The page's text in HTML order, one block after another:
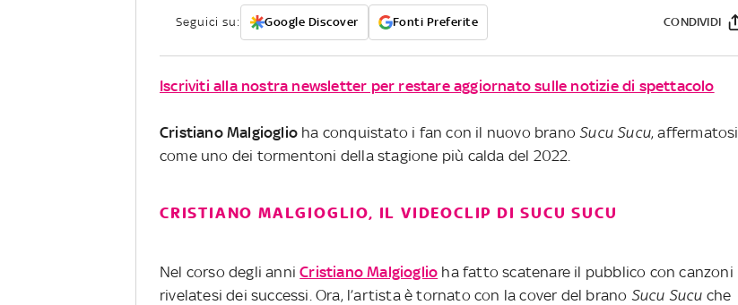
Seguici su: Google Discover Fonti Preferite CONDIVIDI
Iscriviti alla nostra newsletter per restare aggiornato sulle notizie di spettacolo
Cristiano Malgioglio ha conquistato i fan con il nuovo branoSucu Sucu, affermatosi
come uno dei tormentoni della stagione più calda del 2022.
CRISTIANO MALGIOGLIO, IL VIDEOCLIP DI SUCU SUCU
Nel corso degli anniCristiano Malgioglio ha fatto scatenare il pubblico con canzoni
rivelatesi dei successi. Ora, l’artista è tornato con la cover del brano Sucu Sucu che